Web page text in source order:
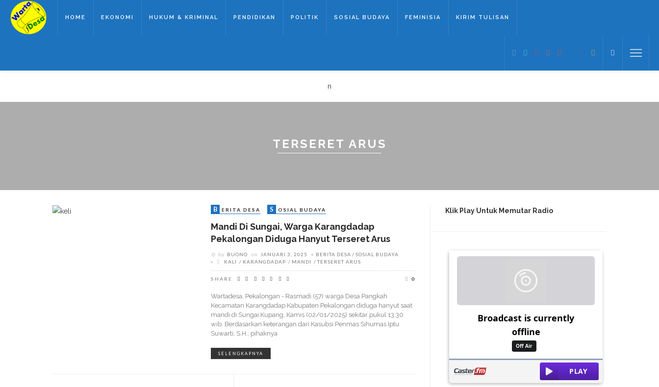
HOME EKONOMI HUKUM & KRIMINAL PENDIDIKAN POLITIK SOSIAL BUDAYA FEMINISIA KIRIM TULISAN
n
TERSERET ARUS
B ERITA DESA S OSIAL BUDAYA
Mandi Di Sungai, Warga Karangdadap
Pekalongan Diduga Hanyut Terseret Arus
by BUONO on JANUARI 3, 2025 BERITA DESA
SOSIAL BUDAYA
KALI
KARANGDADAP MANDI TERSERET ARUS
SHARE 0
Wartadesa, Pekalongan - Rasmadi (57) warga Desa Pangkah
Kecamatan Karangdadap Kabupaten Pekalongan diduga hanyut saat
mandi di Sungai Kupang, Kamis (02/01/2025) sekitar pukul 13.30
wib. Berdasarkan keterangan dari Kasubsi Penmas Sihumas Iptu
Suwarti, S.H., pihaknya
SELENGKAPNYA
Klik Play Untuk Memutar Radio